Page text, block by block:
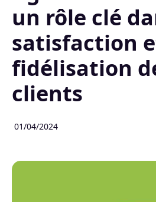
un rôle clé
satisfaction
fidélisation
clients
01/04/2024